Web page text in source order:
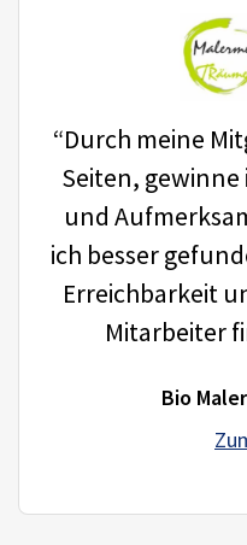
“Durch meine
Seiten,
und
ich besser
Erreichbarkeit
Mitarbeiter
Bio